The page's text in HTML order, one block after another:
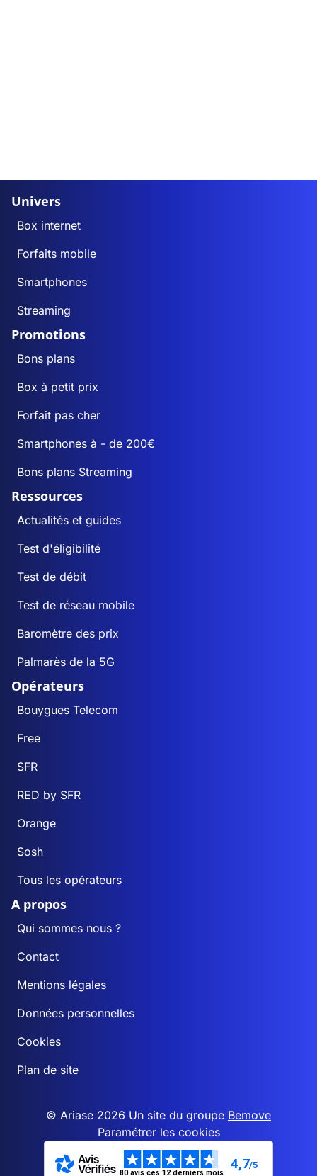
Univers
Box internet
Forfaits mobile
Smartphones
Streaming
Promotions
Bons plans
Box à petit prix
Forfait pas cher
Smartphones à - de 200€
Bons plans Streaming
Ressources
Actualités et guides
Test d'éligibilité
Test de débit
Test de réseau mobile
Baromètre des prix
Palmarès de la 5G
Opérateurs
Bouygues Telecom
Free
SFR
RED by SFR
Orange
Sosh
Tous les opérateurs
A propos
Qui sommes nous ?
Contact
Mentions légales
Données personnelles
Cookies
Plan de site
© Ariase 2026 Un site du groupe Bemove
Paramétrer les cookies
80 avis ces 12 derniers mois
4,7/5